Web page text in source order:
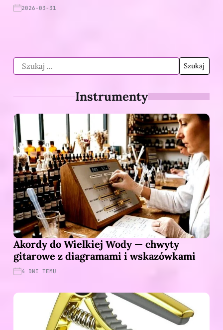
2026-03-31
Instrumenty
Akordy do Wielkiej Wody — chwyty
gitarowe z diagramami i wskazówkami
4 DNI TEMU